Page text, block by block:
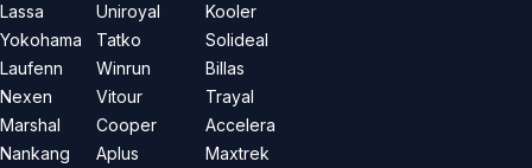
Lassa
Yokohama
Laufenn
Nexen
Marshal
Nankang
Uniroyal
Tatko
Winrun
Vitour
Cooper
Aplus
Kooler
Solideal
Billas
Trayal
Accelera
Maxtrek